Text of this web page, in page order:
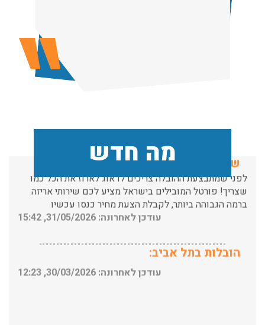
מה חדש
העברת פריטים כבדים עם מנוף בפרדס חנה ואפשרות הובלת
שירותי אריזה:
לפני שמתבצעת ההובלה צריכים לדאוג לארוז את הכל כמו
שצריך! פורטל המובילים בישראל מציע לכם שירותי אריזה
ברמה הגבוהה ביותר, לקבלת הצעת מחיר כנסו עכשיו
עודכן לאחרונה: 31/05/2026, 15:42
הובלות בתל אביב:
עודכן לאחרונה: 30/03/2026, 12:23